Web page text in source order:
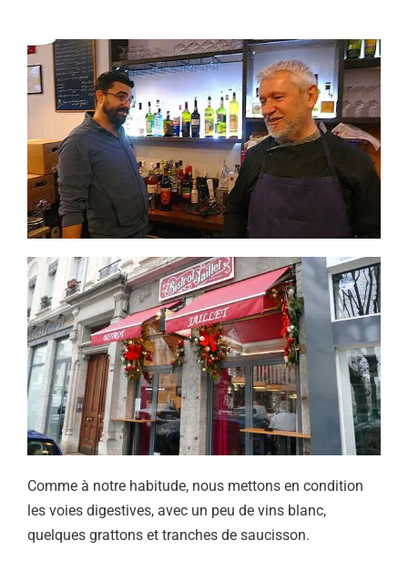
Comme à notre habitude, nous mettons en condition
les voies digestives, avec un peu de vins blanc,
quelques grattons et tranches de saucisson.